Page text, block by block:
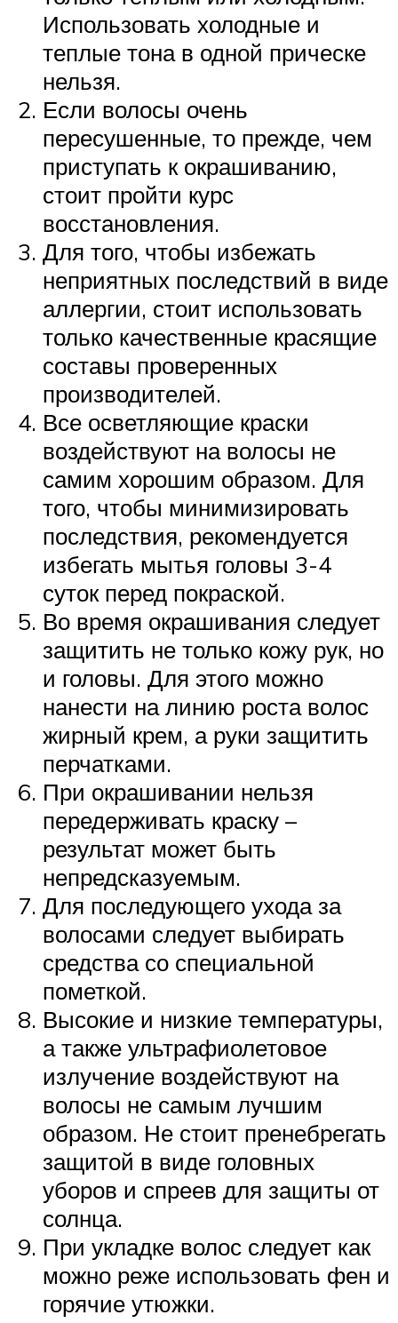
Использовать холодные и
теплые тона в одной прическе
нельзя.
Если волосы очень
пересушенные, то прежде, чем
приступать к окрашиванию,
стоит пройти курс
восстановления.
Для того, чтобы избежать
неприятных последствий в виде
аллергии, стоит использовать
только качественные красящие
составы проверенных
производителей.
Все осветляющие краски
воздействуют на волосы не
самим хорошим образом. Для
того, чтобы минимизировать
последствия, рекомендуется
избегать мытья головы 3-4
суток перед покраской.
Во время окрашивания следует
защитить не только кожу рук, но
и головы. Для этого можно
нанести на линию роста волос
жирный крем, а руки защитить
перчатками.
При окрашивании нельзя
передерживать краску –
результат может быть
непредсказуемым.
Для последующего ухода за
волосами следует выбирать
средства со специальной
пометкой.
Высокие и низкие температуры,
а также ультрафиолетовое
излучение воздействуют на
волосы не самым лучшим
образом. Не стоит пренебрегать
защитой в виде головных
уборов и спреев для защиты от
солнца.
При укладке волос следует как
можно реже использовать фен и
горячие утюжки.